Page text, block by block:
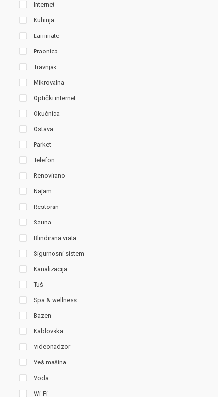
Internet
Kuhinja
Laminate
Praonica
Travnjak
Mikrovalna
Optički internet
Okućnica
Ostava
Parket
Telefon
Renovirano
Najam
Restoran
Sauna
Blindirana vrata
Sigurnosni sistem
Kanalizacija
Tuš
Spa & wellness
Bazen
Kablovska
Videonadzor
Veš mašina
Voda
Wi-Fi